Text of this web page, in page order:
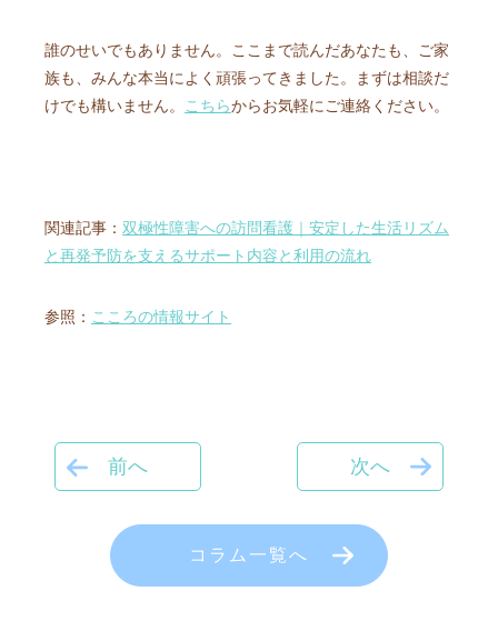
誰のせいでもありません。ここまで読んだあなたも、ご家
族も、みんな本当によく頑張ってきました。まずは相談だ
けでも構いません。
こちらからお気軽にご連絡ください。
関連記事： 双極性障害への訪問看護｜安定した生活リズム
と再発予防を支えるサポート内容と利用の流れ
参照： こころの情報サイト
前へ 次へ
コラム一覧へ